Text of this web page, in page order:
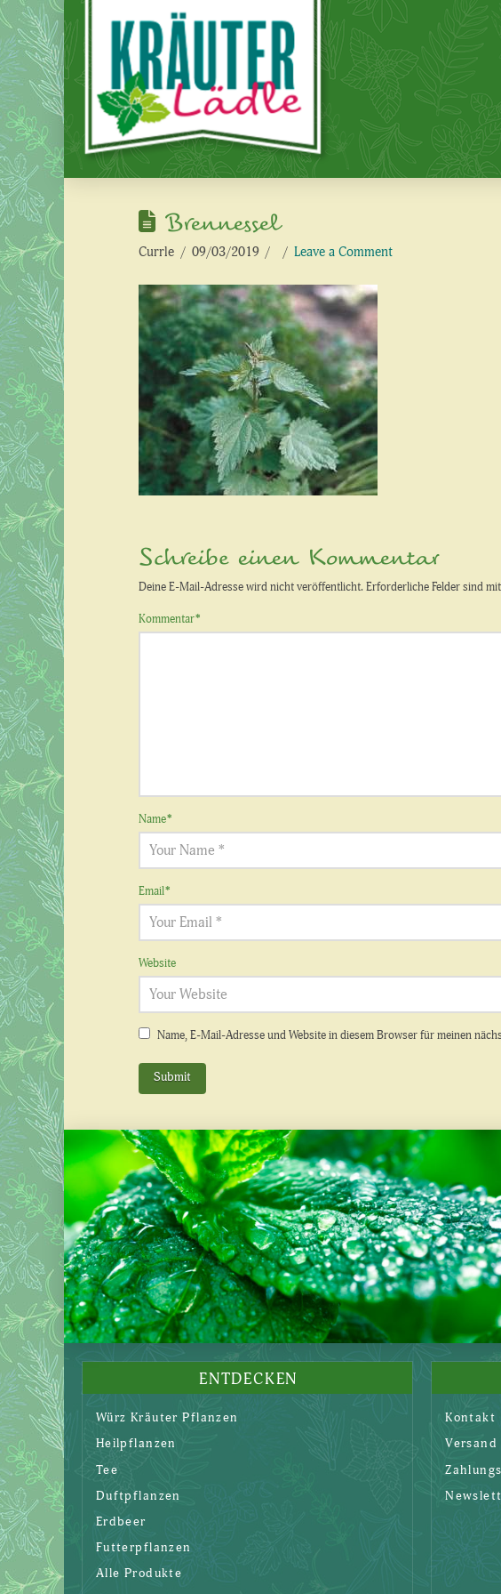
Brennessel
Currle 09/03/2019 Leave a Comment
Schreibe einen Kommentar
Deine E-Mail-Adresse wird nicht veröffentlicht. Erforderliche Felder sind mit
Kommentar*
Name*
Email*
Website
Name, E-Mail-Adresse und Website in diesem Browser für meinen
ENTDECKEN
Würz Kräuter Pflanzen
Heilpflanzen
Tee
Duftpflanzen
Erdbeer
Futterpflanzen
Alle Produkte
Kontakt